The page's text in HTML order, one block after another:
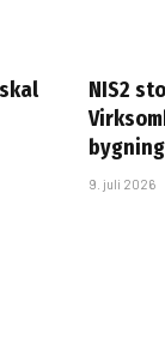
NIS2
9. juli 2026